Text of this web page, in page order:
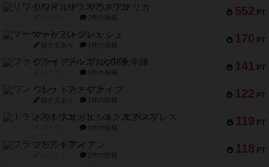
552 PT
リワイルド：サウスアメリカ
2件の投稿
170 PT
マーケットフレッシュ
紹介文あり 1件の投稿
141 PT
ファイアー・ブルズ / 火牛陣
1件の投稿
122 PT
ワン・トゥ・ファイブ
紹介文あり 1件の投稿
119 PT
トランスオリエント・エクスプレス
1件の投稿
118 PT
フラットアイアン
2件の投稿